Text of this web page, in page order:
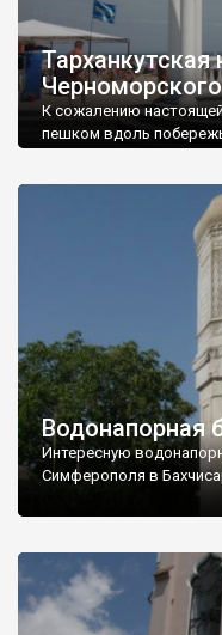
Тарханкутская
К сожалению
пешком вдоль
Водонапорная
Интересную
Симферополя в